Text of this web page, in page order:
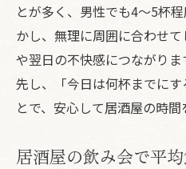
とが多く、男性でも4〜5杯
かし、無理に周囲に合わせ
や翌日の不快感につながり
先し、「今日は何杯までに
とで、安心して居酒屋の時間
居酒屋の飲み会で平